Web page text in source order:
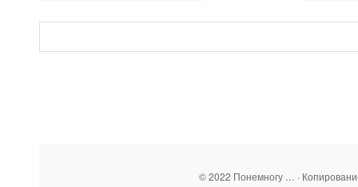
© 2022 Понемногу … ·